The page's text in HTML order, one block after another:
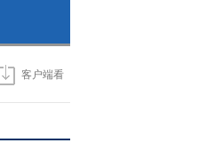
客户端看